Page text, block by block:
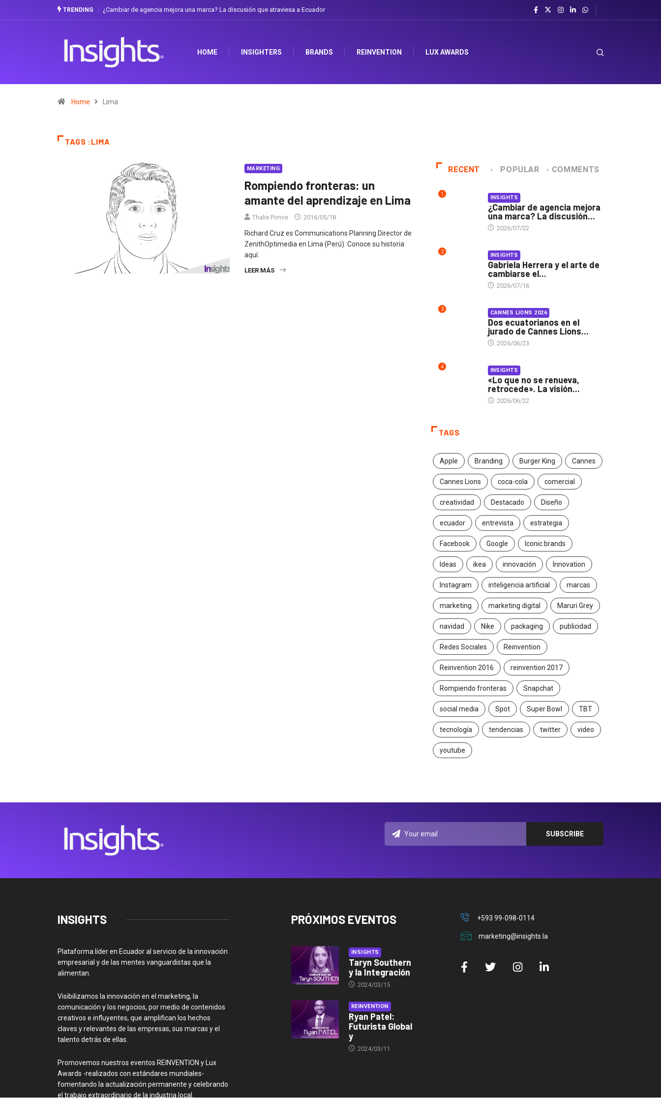
TRENDING ¿Cambiar de agencia mejora una marca? La discusión que atraviesa a Ecuador
HOME INSIGHTERS BRANDS REINVENTION LUX AWARDS
Home Lima
TAGS :LIMA
MARKETING
Rompiendo fronteras: un
amante del aprendizaje en Lima
Thalie Ponce 2016/05/18
Richard Cruz es Communications Planning Director de
ZenithOptimedia en Lima (Perú). Conoce su historia
aquí.
LEER MÁS
RECENT POPULAR COMMENTS
1 INSIGHTS
¿Cambiar de agencia mejora
una marca? La discusión...
2026/07/22
2 INSIGHTS
Gabriela Herrera y el arte de
cambiarse el...
2026/07/16
3 CANNES LIONS 2026
Dos ecuatorianos en el
jurado de Cannes Lions...
2026/06/23
4 INSIGHTS
«Lo que no se renueva,
retrocede». La visión...
2026/06/22
TAGS
Apple Branding Burger King Cannes
Cannes Lions coca-cola comercial
creatividad Destacado Diseño
ecuador entrevista estrategia
Facebook Google Iconic brands
Ideas ikea innovación Innovation
Instagram inteligencia artificial marcas
marketing marketing digital Maruri Grey
navidad Nike packaging publicidad
Redes Sociales Reinvention
Reinvention 2016 reinvention 2017
Rompiendo fronteras Snapchat
social media Spot Super Bowl TBT
tecnología tendencias twitter video
youtube
INSIGHTS
Plataforma líder en Ecuador al servicio de la innovación
empresarial y de las mentes vanguardistas que la
alimentan.
Visibilizamos la innovación en el marketing, la
comunicación y los negocios, por medio de contenidos
creativos e influyentes, que amplifican los hechos
claves y relevantes de las empresas, sus marcas y el
talento detrás de ellas.
Promovemos nuestros eventos REINVENTION y Lux
Awards -realizados con estándares mundiales-
fomentando la actualización permanente y celebrando
el trabajo extraordinario de la industria local.
PRÓXIMOS EVENTOS
INSIGHTS
Taryn Southern
y la Integración
2024/03/15
REINVENTION
Ryan Patel:
Futurista Global
y
2024/03/11
+593 99-098-0114
marketing@insights.la